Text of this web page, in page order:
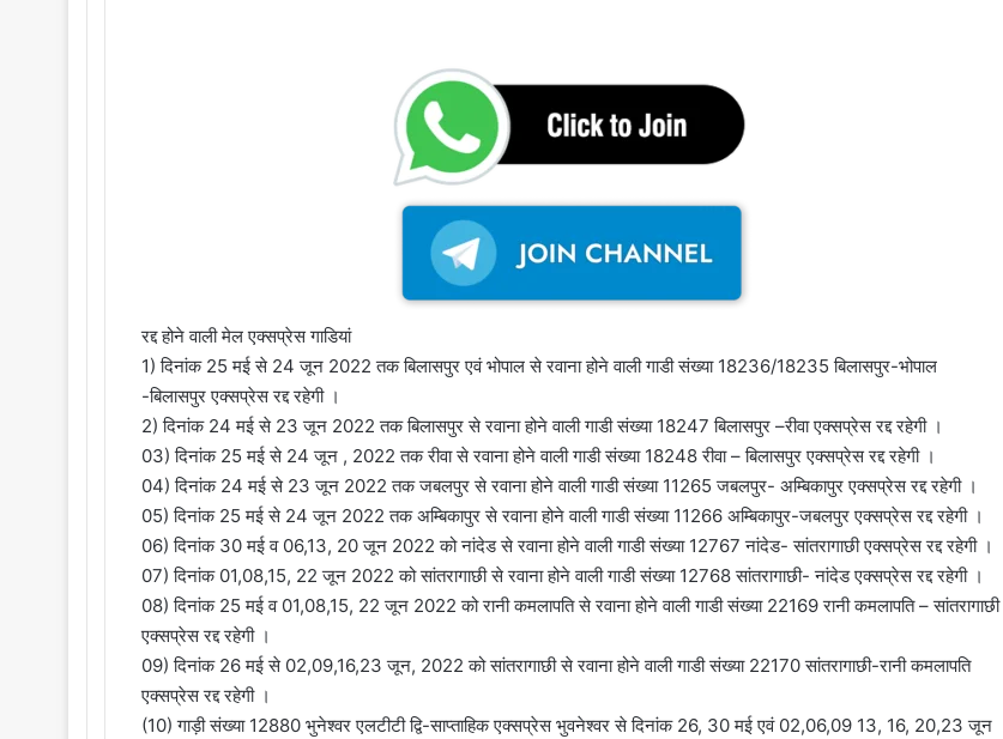
रद्द होने वाली मेल एक्सप्रेस गाडियां
1) दिनांक 25 मई से 24 जून 2022 तक बिलासपुर एवं भोपाल से रवाना होने वाली गाडी संख्या 18236/18235 बिलासपुर-भोपाल
-बिलासपुर एक्सप्रेस रद्द रहेगी ।
2) दिनांक 24 मई से 23 जून 2022 तक बिलासपुर से रवाना होने वाली गाडी संख्या 18247 बिलासपुर –रीवा एक्सप्रेस रद्द रहेगी ।
03) दिनांक 25 मई से 24 जून , 2022 तक रीवा से रवाना होने वाली गाडी संख्या 18248 रीवा – बिलासपुर एक्सप्रेस रद्द रहेगी ।
04) दिनांक 24 मई से 23 जून 2022 तक जबलपुर से रवाना होने वाली गाडी संख्या 11265 जबलपुर- अम्बिकापुर एक्सप्रेस रद्द रहेगी ।
05) दिनांक 25 मई से 24 जून 2022 तक अम्बिकापुर से रवाना होने वाली गाडी संख्या 11266 अम्बिकापुर-जबलपुर एक्सप्रेस रद्द रहेगी ।
06) दिनांक 30 मई व 06,13, 20 जून 2022 को नांदेड से रवाना होने वाली गाडी संख्या 12767 नांदेड- सांतरागाछी एक्सप्रेस रद्द रहेगी ।
07) दिनांक 01,08,15, 22 जून 2022 को सांतरागाछी से रवाना होने वाली गाडी संख्या 12768 सांतरागाछी- नांदेड एक्सप्रेस रद्द रहेगी ।
08) दिनांक 25 मई व 01,08,15, 22 जून 2022 को रानी कमलापति से रवाना होने वाली गाडी संख्या 22169 रानी कमलापति – सांतरागाछी
एक्सप्रेस रद्द रहेगी ।
09) दिनांक 26 मई से 02,09,16,23 जून, 2022 को सांतरागाछी से रवाना होने वाली गाडी संख्या 22170 सांतरागाछी-रानी कमलापति
एक्सप्रेस रद्द रहेगी ।
(10) गाड़ी संख्या 12880 भुनेश्वर एलटीटी द्वि-साप्ताहिक एक्सप्रेस भुवनेश्वर से दिनांक 26, 30 मई एवं 02,06,09 13, 16, 20,23 जून